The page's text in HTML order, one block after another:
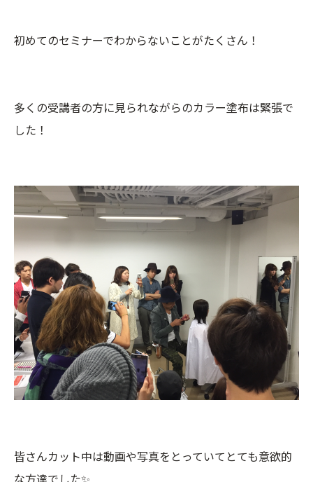
初めてのセミナーでわからないことがたくさん！
多くの受講者の方に見られながらのカラー塗布は緊張で
した！
皆さんカット中は動画や写真をとっていてとても意欲的
な方達でした✨